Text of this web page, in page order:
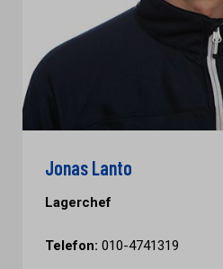
Jonas Lanto
Lagerchef
Telefon: 010-4741319